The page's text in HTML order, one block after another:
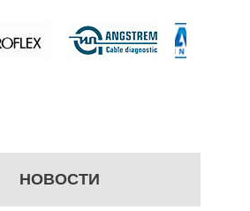
НОВОСТИ